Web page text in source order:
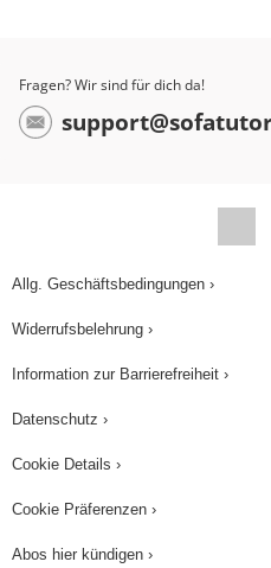
Fragen? Wir sind für dich da!
Allg. Geschäftsbedingungen ›
Widerrufsbelehrung ›
Information zur Barrierefreiheit ›
Datenschutz ›
Cookie Details ›
Cookie Präferenzen ›
Abos hier kündigen ›